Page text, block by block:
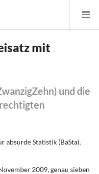
Finanzpolitik
mit
und die
absurde Statistik (BaSta),
2009, genau sieben